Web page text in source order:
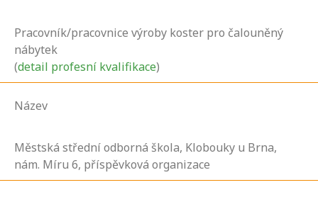
Pracovník/pracovnice výroby koster pro čalouněný
nábytek
(detail profesní kvalifikace)
Název
Městská střední odborná škola, Klobouky u Brna,
nám. Míru 6, příspěvková organizace